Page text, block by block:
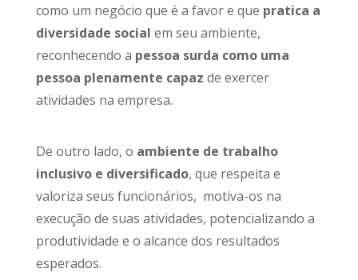
como um negócio que é a favor e que pratica a
diversidade social em seu ambiente,
reconhecendo a pessoa surda como uma
pessoa plenamente capaz de exercer
atividades na empresa.
De outro lado, o ambiente de trabalho
inclusivo e diversificado, que respeita e
valoriza seus funcionários, motiva-os na
execução de suas atividades, potencializando a
produtividade e o alcance dos resultados
esperados.